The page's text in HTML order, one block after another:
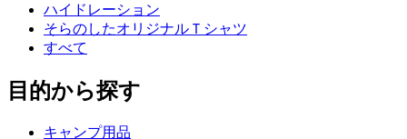
ハイドレーション
そらのしたオリジナルＴシャツ
すべて
目的から探す
キャンプ用品